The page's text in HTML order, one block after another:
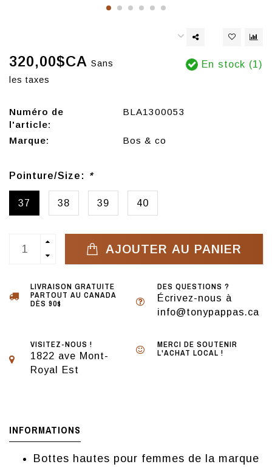
320,00$CA Sans
les taxes
En stock (1)
Numéro de
l'article:
BLA1300053
Marque: Bos & co
Pointure/Size: *
37 38 39 40
AJOUTER AU PANIER
LIVRAISON GRATUITE
PARTOUT AU CANADA
DÈS 90$
DES QUESTIONS ?
Écrivez-nous à
info@tonypappas.ca
VISITEZ-NOUS !
1822 ave Mont-
Royal Est
MERCI DE SOUTENIR
L'ACHAT LOCAL !
INFORMATIONS
Bottes hautes pour femmes de la marque